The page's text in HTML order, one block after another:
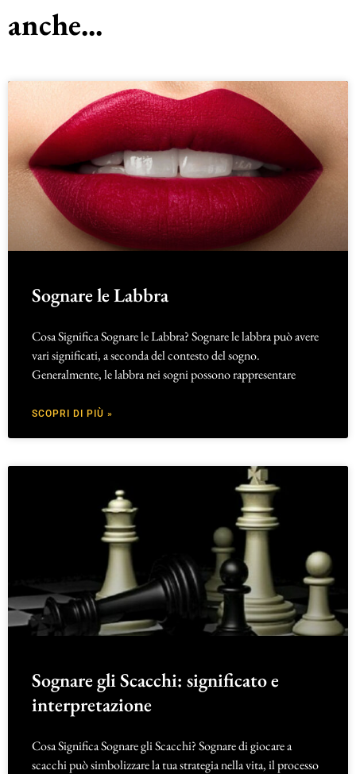
anche...
Sognare le Labbra
Cosa Significa Sognare le Labbra? Sognare le labbra può avere
vari significati, a seconda del contesto del sogno.
Generalmente, le labbra nei sogni possono rappresentare
SCOPRI DI PIÙ »
Sognare gli Scacchi: significato e
interpretazione
Cosa Significa Sognare gli Scacchi? Sognare di giocare a
scacchi può simbolizzare la tua strategia nella vita, il processo